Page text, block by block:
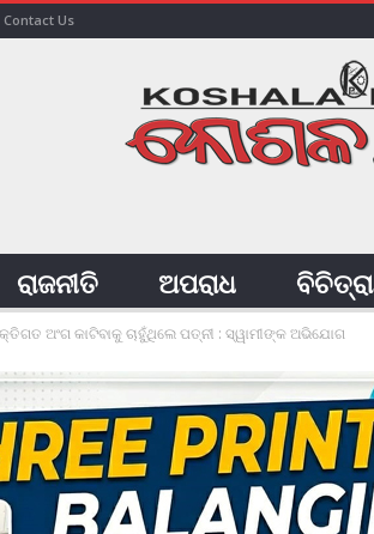
Contact Us
ରାଜନୀତି ଅପରାଧ ବିଚିତ୍ରା
ଅଂଗ କାଟିବାକୁ ଚାହୁଁଥିଲେ ପ‌ତ୍ନୀ : ସ୍ୱାମୀଙ୍କ ଅଭିଯୋଗ